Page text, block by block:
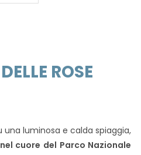
ROSE
luminosa e calda spiaggia,
nel cuore del Parco Nazionale